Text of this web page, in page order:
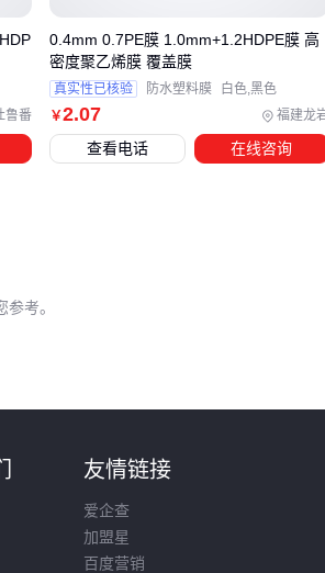
虽操作灵活，但连续作业稳定性不如全自
装量权衡。
风险。化工包装常需标识危险品信息，
低温或潮湿环境下易脱落。选择具有防
工业贴标机，能确保标签在运输全程保
涂层失效，建议搭配
遵循承重标识，超载可能导致吨包袋接
有分层或龟裂
密度是否均匀
阻测试仪每月检测
鲁番 ￥2.07 福建龙
0.4mm 0.7PE膜 1.0mm+1.2HDPE膜 高
密度聚乙烯膜 覆盖膜
真实性已核验 防水塑料膜 白色,黑色
查看电话 在线咨询
考。
友情链接
爱企查
加盟星
百度营销